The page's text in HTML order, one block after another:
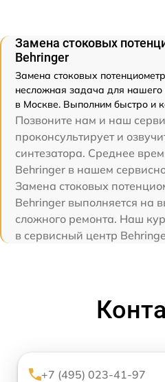
Замена стоковых
Behringer
Замена стоковых
несложная задача для нашего
в Москве. Выполним быстро и
Позвоните нам и наш
проконсультирует и
синтезатора. Среднее
Behringer в нашем
Замена стоковых
Behringer выполняется на
сложного ремонта. Наш
в сервисный центр
+7 (495) 023-41-97